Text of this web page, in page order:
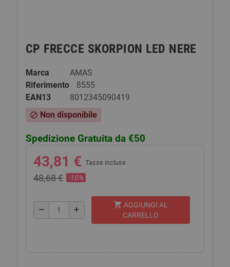
CP FRECCE SKORPION LED NERE
Marca
AMAS
Riferimento
8555
EAN13
8012345090419
block Non disponibile
Spedizione Gratuita da €50
43,81 € Tasse incluse
48,68 € -10%
remove add
shopping_cart AGGIUNGI AL
CARRELLO